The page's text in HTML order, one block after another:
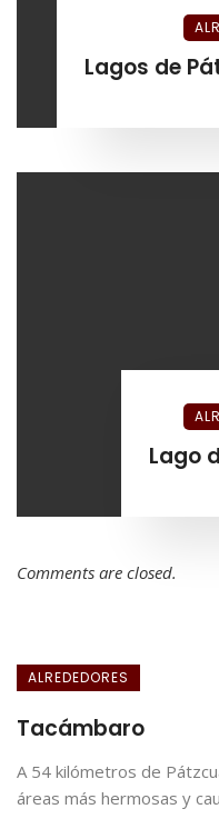
Lagos de
Lago
Comments are closed.
ALREDEDORES
Tacámbaro
A 54 kilómetros de
áreas más hermosas y